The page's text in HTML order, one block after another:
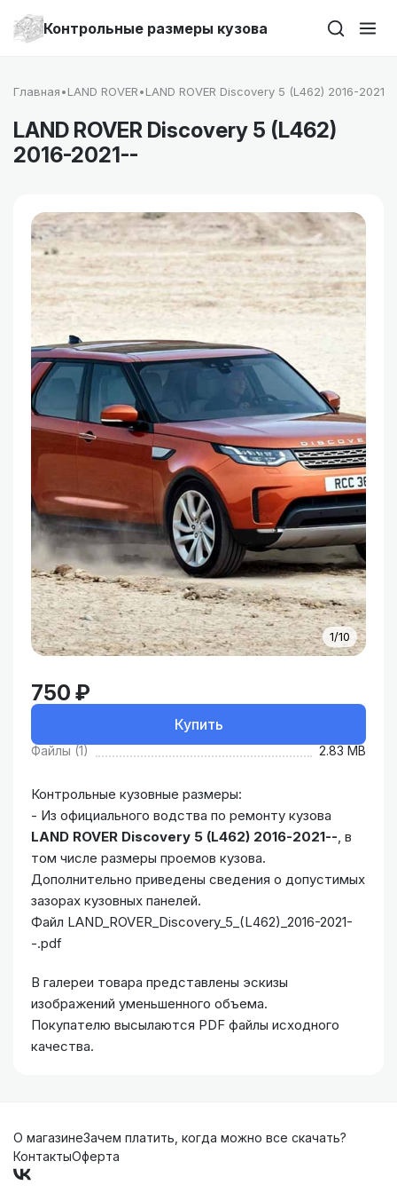
Контрольные размеры кузова
Главная•LAND ROVER•LAND ROVER Discovery 5 (L462) 2016-2021--
LAND ROVER Discovery 5 (L462)
2016-2021--
1/10
750 ₽
Купить
Файлы (1) 2.83 MB
Контрольные кузовные размеры:
- Из официального водства по ремонту кузова
LAND ROVER Discovery 5 (L462) 2016-2021--, в
том числе размеры проемов кузова.
Дополнительно приведены сведения о допустимых
зазорах кузовных панелей.
Файл LAND_ROVER_Discovery_5_(L462)_2016-2021-
-.pdf
В галереи товара представлены эскизы
изображений уменьшенного объема.
Покупателю высылаются PDF файлы исходного
качества.
О магазинеЗачем платить, когда можно все скачать?
КонтактыОферта